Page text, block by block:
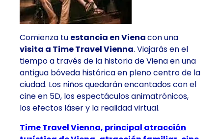
Comienza tu estancia en Vienacon una
visita a Time Travel Vienna. Viajarás en el
tiempo a través de la historia de Viena en una
antigua bóveda histórica en pleno centro de la
ciudad. Los niños quedarán encantados con el
cine en 5D, los espectáculos animatrónicos,
los efectos láser y la realidad virtual.
Time Travel Vienna, principal atracción